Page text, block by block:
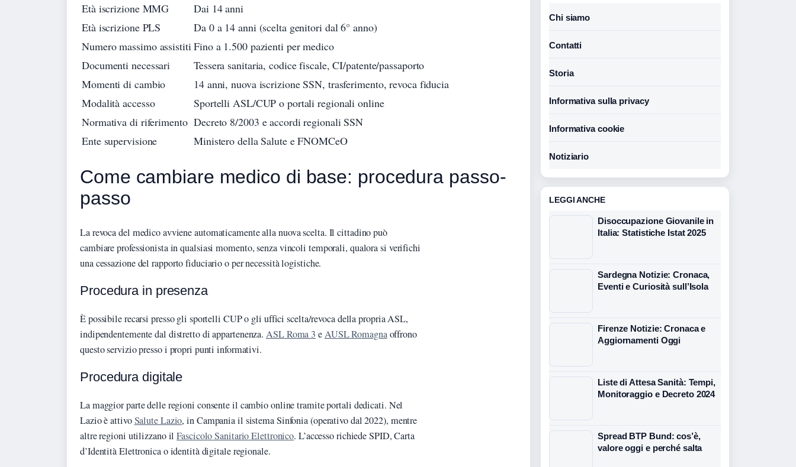
Età iscrizione MMG
Dai 14 anni
Età iscrizione PLS
Da 0 a 14 anni (scelta genitori dal 6° anno)
Numero massimo assistiti Fino a 1.500 pazienti per medico
Documenti necessari
Tessera sanitaria, codice fiscale, CI/patente/passaporto
Momenti di cambio
14 anni, nuova iscrizione SSN, trasferimento, revoca fiducia
Modalità accesso
Sportelli ASL/CUP o portali regionali online
Normativa di riferimento Decreto 8/2003 e accordi regionali SSN
Ente supervisione
Ministero della Salute e FNOMCeO
Come cambiare medico di base: procedura passo-
passo
La revoca del medico avviene automaticamente alla nuova scelta. Il cittadino può
cambiare professionista in qualsiasi momento, senza vincoli temporali, qualora si verifichi
una cessazione del rapporto fiduciario o per necessità logistiche.
Procedura in presenza
È possibile recarsi presso gli sportelli CUP o gli uffici scelta/revoca della propria ASL,
indipendentemente dal distretto di appartenenza.ASL Roma 3 eAUSL Romagnaoffrono
questo servizio presso i propri punti informativi.
Procedura digitale
La maggior parte delle regioni consente il cambio online tramite portali dedicati. Nel
Lazio è attivoSalute Lazio, in Campania il sistema Sinfonia (operativo dal 2022), mentre
altre regioni utilizzano ilFascicolo Sanitario Elettronico. L’accesso richiede SPID, Carta
d’Identità Elettronica o identità digitale regionale.
Chi siamo
Contatti
Storia
Informativa sulla privacy
Informativa cookie
Notiziario
LEGGI ANCHE
Disoccupazione Giovanile in
Italia: Statistiche Istat 2025
Sardegna Notizie: Cronaca,
Eventi e Curiosità sull’Isola
Firenze Notizie: Cronaca e
Aggiornamenti Oggi
Liste di Attesa Sanità: Tempi,
Monitoraggio e Decreto 2024
Spread BTP Bund: cos’è,
valore oggi e perché salta